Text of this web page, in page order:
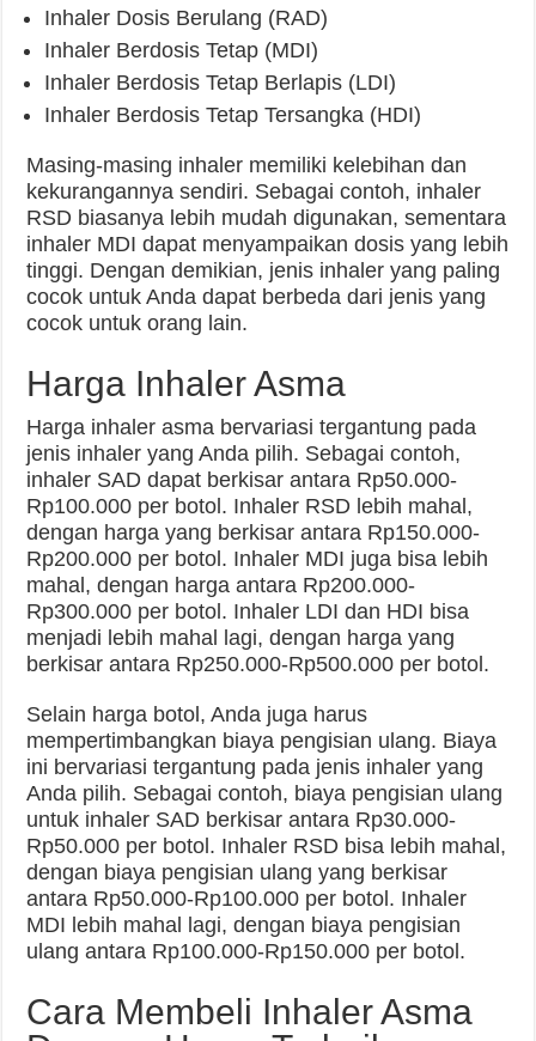
Inhaler Dosis Berulang (RAD)
Inhaler Berdosis Tetap (MDI)
Inhaler Berdosis Tetap Berlapis (LDI)
Inhaler Berdosis Tetap Tersangka (HDI)
Masing-masing inhaler memiliki kelebihan dan
kekurangannya sendiri. Sebagai contoh, inhaler
RSD biasanya lebih mudah digunakan, sementara
inhaler MDI dapat menyampaikan dosis yang lebih
tinggi. Dengan demikian, jenis inhaler yang paling
cocok untuk Anda dapat berbeda dari jenis yang
cocok untuk orang lain.
Harga Inhaler Asma
Harga inhaler asma bervariasi tergantung pada
jenis inhaler yang Anda pilih. Sebagai contoh,
inhaler SAD dapat berkisar antara Rp50.000-
Rp100.000 per botol. Inhaler RSD lebih mahal,
dengan harga yang berkisar antara Rp150.000-
Rp200.000 per botol. Inhaler MDI juga bisa lebih
mahal, dengan harga antara Rp200.000-
Rp300.000 per botol. Inhaler LDI dan HDI bisa
menjadi lebih mahal lagi, dengan harga yang
berkisar antara Rp250.000-Rp500.000 per botol.
Selain harga botol, Anda juga harus
mempertimbangkan biaya pengisian ulang. Biaya
ini bervariasi tergantung pada jenis inhaler yang
Anda pilih. Sebagai contoh, biaya pengisian ulang
untuk inhaler SAD berkisar antara Rp30.000-
Rp50.000 per botol. Inhaler RSD bisa lebih mahal,
dengan biaya pengisian ulang yang berkisar
antara Rp50.000-Rp100.000 per botol. Inhaler
MDI lebih mahal lagi, dengan biaya pengisian
ulang antara Rp100.000-Rp150.000 per botol.
Cara Membeli Inhaler Asma